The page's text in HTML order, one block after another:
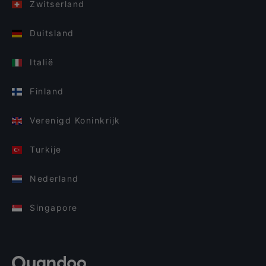
Zwitserland
Duitsland
Italië
Finland
Verenigd Koninkrijk
Turkije
Nederland
Singapore